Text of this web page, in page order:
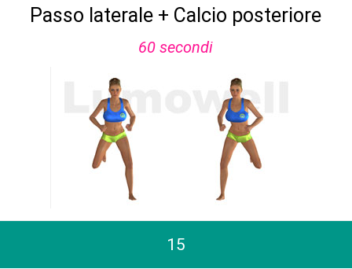
Passo laterale + Calcio posteriore
60 secondi
15